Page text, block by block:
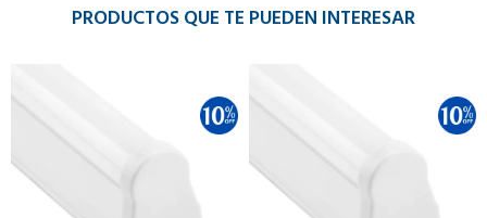
PRODUCTOS QUE TE PUEDEN INTERESAR